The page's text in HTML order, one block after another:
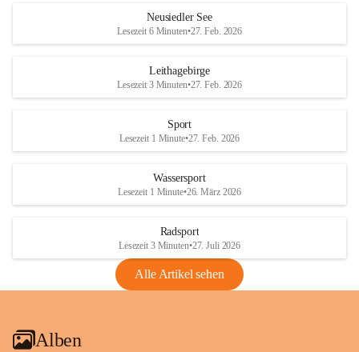
S
und den daraus folgenden wirtschaftlichen
Maßnahmen zur Bekämpfung
Rebe und der Amerikanischen
Anhang VBl. EU Nr. 18
1 Seite•1,4 MB
VBl. EU Nr. 18_2026
r
S
Neusiedler See
Lesezeit 6 Minuten•27. Feb. 2026
Leithagebirge
Lesezeit 3 Minuten•27. Feb. 2026
Sport
Lesezeit 1 Minute•27. Feb. 2026
Wassersport
Lesezeit 1 Minute•26. März 2026
Radsport
Lesezeit 3 Minuten•27. Juli 2026
Alle Artikel sehen
Alben